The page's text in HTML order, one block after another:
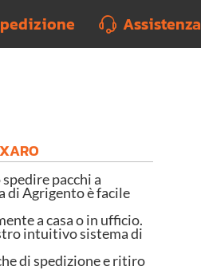
Assistenza
pacchi a
Agrigento è facile
a casa o in ufficio.
intuitivo sistema di
di spedizione e ritiro